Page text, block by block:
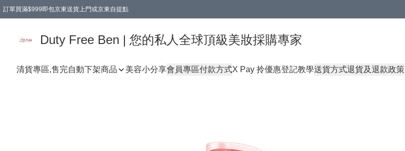
訂單買滿$999即包京東送貨上門或京東自提點
Duty Free Ben | 您的私人全球頂級美妝採購專家
清貨專區,售完自動下架商品 美容小分享會員專區付款方式X Pay 拎優惠登記教學送貨方式退貨及退款政策